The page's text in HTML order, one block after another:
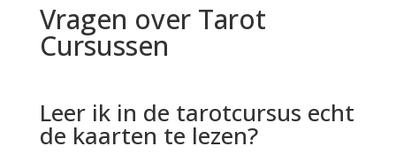
Vragen over Tarot
Cursussen
Leer ik in de tarotcursus echt
de kaarten te lezen?